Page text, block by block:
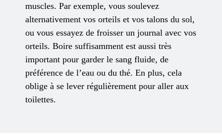
muscles. Par exemple, vous soulevez
alternativement vos orteils et vos talons du sol,
ou vous essayez de froisser un journal avec vos
orteils. Boire suffisamment est aussi très
important pour garder le sang fluide, de
préférence de l’eau ou du thé. En plus, cela
oblige à se lever régulièrement pour aller aux
toilettes.